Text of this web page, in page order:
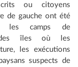
ou citoyens
de gauche ont été
les camps de
des îles où les
les exécutions
suspects de